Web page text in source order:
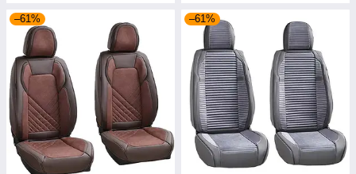
–61% –61%